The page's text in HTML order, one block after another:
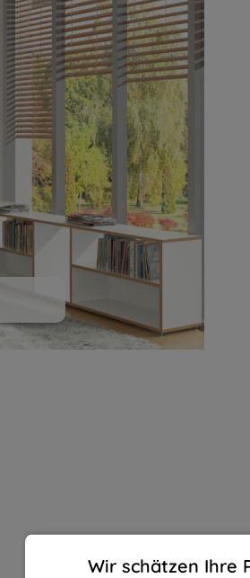
Cookie-Voreinstellungen
Diese Website verwendet
Wir schätzen Ihre